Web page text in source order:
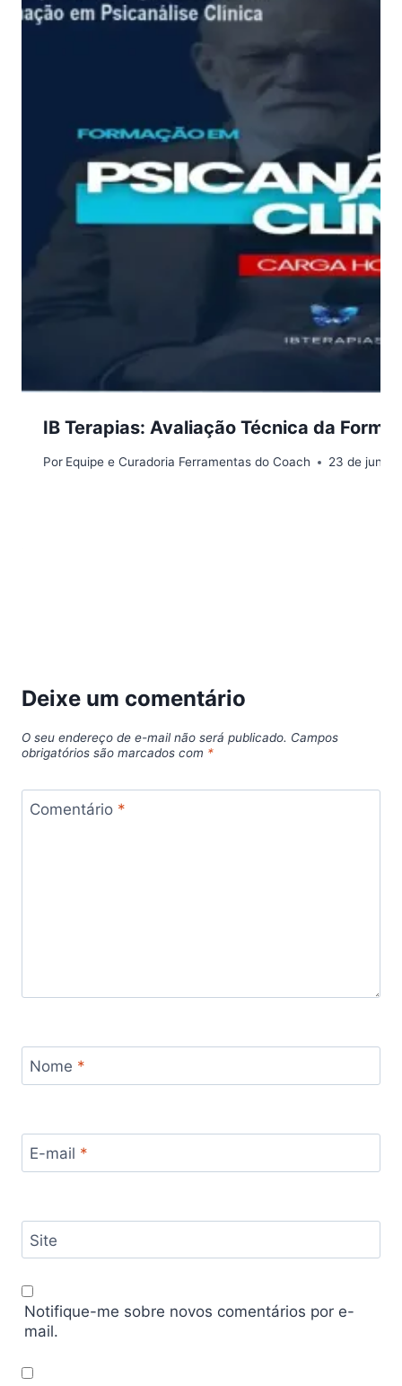
IB Terapias: Avaliação Técnica da
Por Equipe e Curadoria Ferramentas do Coach 23 de junho
Deixe um comentário
O seu endereço de e-mail não será publicado. Campos
obrigatórios são marcados com *
Comentário *
Nome *
E-mail *
Site
Notifique-me sobre novos comentários por e-
mail.